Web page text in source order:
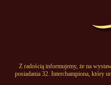
Z radością informujemy, że na
posiadania 32. Interchampiona, który